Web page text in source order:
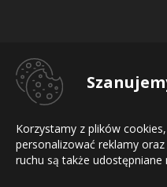
Korzystamy z plików
personalizować reklamy
ruchu są także